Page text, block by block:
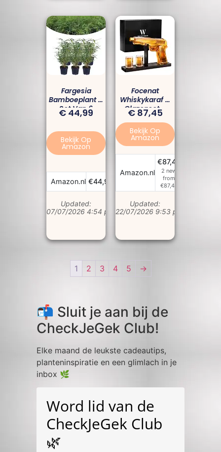
Fargesia
Bamboeplant –
Set Van 6
Winterharde
Woekerend &
Ideaal Voor Tuin
Of Pot
€ 44,99
Bekijk Op
Amazon
Amazon.nl €44,99 Bekijk Prijs
Updated:
07/07/2026 4:54 pm
Focenat
Whiskykaraf &
Glazenset –
Uniek Cadeau
Voor Mannen 🎁
🥃
€87,45
Bekijk Op
Amazon
Amazon.nl
€87,45
2 new
from
€87,45
Updated:
22/07/2026 9:53 pm
1 2 3 4 5 →
📬 Sluit je aan bij de
CheckJeGek Club!
Elke maand de leukste cadeautips,
planteninspiratie en een glimlach in je
inbox 🌿
Word lid van de
CheckJeGek Club
🌿